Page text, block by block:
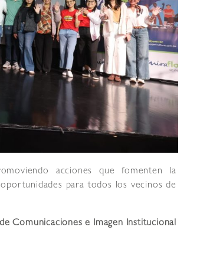
acciones que fomenten la
para todos los vecinos de
Comunicaciones e Imagen Institucional